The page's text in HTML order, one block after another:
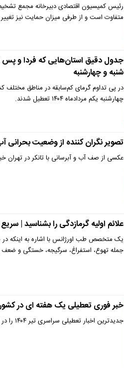
رئیس کمیسیون اقتصادی دبیرخانه مجمع
متفاوت است و از طرفی میزان حمایت نیز
جدول دقیق استان‌هایی که فردا و پس
شنبه و چهارشنبه
چهارشنبه یکم مردادماه ۱۴۰۴ تعطیل شدند.
تصویر نگران کننده از وضعیت بحرانی
عکسی از صف آب و آبرسانی با تانکر در تهران
علائم اولیه گرمازدگی را بشناسید |
یک متخصص طب اورژانس با اشاره به اینکه در
جمله تهوع، استفراغ، سرگیجه، خستگی و ضعف
خبر فوری تعطیلی یک هفته ای در
جدیدترین اخبار تعطیلی سراسری تیر ۱۴۰۴ را در این گزارش بخوانید.